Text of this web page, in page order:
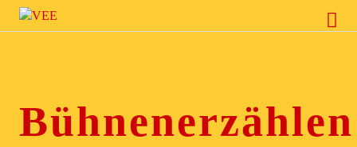
VEE
Bühnenerzählen